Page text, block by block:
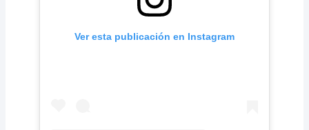
Ver esta publicación en Instagram